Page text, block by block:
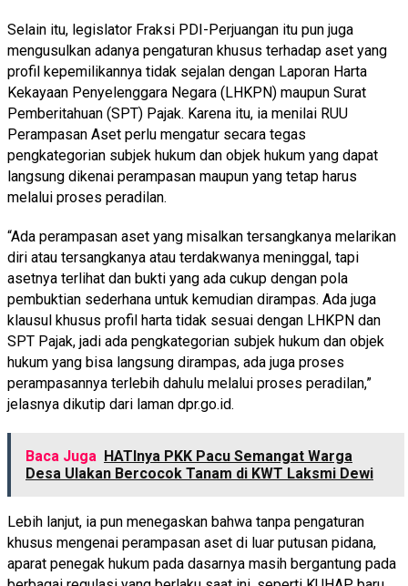
Selain itu, legislator Fraksi PDI-Perjuangan itu pun juga
mengusulkan adanya pengaturan khusus terhadap aset yang
profil kepemilikannya tidak sejalan dengan Laporan Harta
Kekayaan Penyelenggara Negara (LHKPN) maupun Surat
Pemberitahuan (SPT) Pajak. Karena itu, ia menilai RUU
Perampasan Aset perlu mengatur secara tegas
pengkategorian subjek hukum dan objek hukum yang dapat
langsung dikenai perampasan maupun yang tetap harus
melalui proses peradilan.
“Ada perampasan aset yang misalkan tersangkanya melarikan
diri atau tersangkanya atau terdakwanya meninggal, tapi
asetnya terlihat dan bukti yang ada cukup dengan pola
pembuktian sederhana untuk kemudian dirampas. Ada juga
klausul khusus profil harta tidak sesuai dengan LHKPN dan
SPT Pajak, jadi ada pengkategorian subjek hukum dan objek
hukum yang bisa langsung dirampas, ada juga proses
perampasannya terlebih dahulu melalui proses peradilan,”
jelasnya dikutip dari laman dpr.go.id.
Baca Juga HATInya PKK Pacu Semangat Warga
Desa Ulakan Bercocok Tanam di KWT Laksmi Dewi
Lebih lanjut, ia pun menegaskan bahwa tanpa pengaturan
khusus mengenai perampasan aset di luar putusan pidana,
aparat penegak hukum pada dasarnya masih bergantung pada